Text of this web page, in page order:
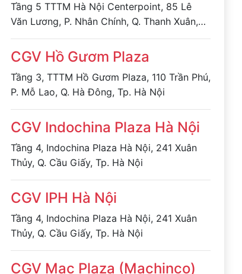
Tầng 5 TTTM Hà Nội Centerpoint, 85 Lê
Văn Lương, P. Nhân Chính, Q. Thanh Xuân,
Tp. Hà Nội
CGV Hồ Gươm Plaza
Tầng 3, TTTM Hồ Gươm Plaza, 110 Trần Phú,
P. Mỗ Lao, Q. Hà Đông, Tp. Hà Nội
CGV Indochina Plaza Hà Nội
Tầng 4, Indochina Plaza Hà Nội, 241 Xuân
Thủy, Q. Cầu Giấy, Tp. Hà Nội
CGV IPH Hà Nội
Tầng 4, Indochina Plaza Hà Nội, 241 Xuân
Thủy, Q. Cầu Giấy, Tp. Hà Nội
CGV Mac Plaza (Machinco)